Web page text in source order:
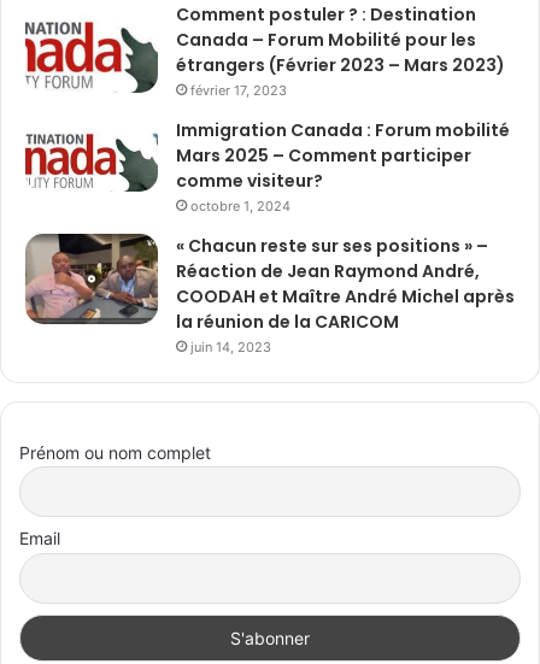
Comment postuler ? : Destination
Canada – Forum Mobilité pour les
étrangers (Février 2023 – Mars 2023)
février 17, 2023
Immigration Canada : Forum mobilité
Mars 2025 – Comment participer
comme visiteur?
octobre 1, 2024
« Chacun reste sur ses positions » –
Réaction de Jean Raymond André,
COODAH et Maître André Michel après
la réunion de la CARICOM
juin 14, 2023
Prénom ou nom complet
Email